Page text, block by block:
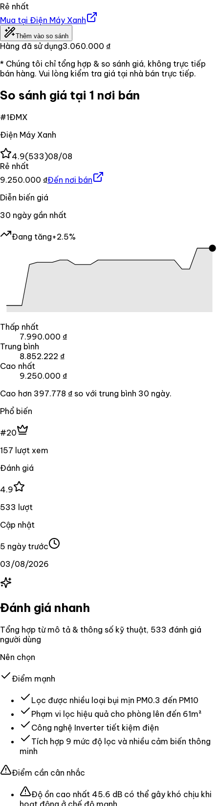
Rẻ nhất
Mua tại Điện Máy Xanh
Thêm vào so sánh
Hàng đã sử dụng3.060.000 ₫
* Chúng tôi chỉ tổng hợp & so sánh giá, không trực tiếp
bán hàng. Vui lòng kiểm tra giá tại nhà bán trực tiếp.
So sánh giá tại 1 nơi bán
#1ĐMX
Điện Máy Xanh
4.9(533)08/08
Rẻ nhất
9.250.000 ₫Đến nơi bán
Diễn biến giá
30 ngày gần nhất
Đang tăng+2.5%
Thấp nhất
7.990.000 ₫
Trung bình
8.852.222 ₫
Cao nhất
9.250.000 ₫
Cao hơn 397.778 ₫ so với trung bình 30 ngày.
Phổ biến
#20
157 lượt xem
Đánh giá
4.9
533 lượt
Cập nhật
5 ngày trước
03/08/2026
Đánh giá nhanh
Tổng hợp từ mô tả & thông số kỹ thuật, 533 đánh giá
người dùng
Nên chọn
Điểm mạnh
Lọc được nhiều loại bụi mịn PM0.3 đến PM10
Phạm vi lọc hiệu quả cho phòng lên đến 61m²
Công nghệ Inverter tiết kiệm điện
Tích hợp 9 mức độ lọc và nhiều cảm biến thông
minh
Điểm cần cân nhắc
Độ ồn cao nhất 45.6 dB có thể gây khó chịu khi
hoạt động ở chế độ mạnh